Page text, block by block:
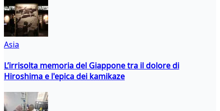
Asia
L’irrisolta memoria del Giappone tra il dolore di
Hiroshima e l'epica dei kamikaze